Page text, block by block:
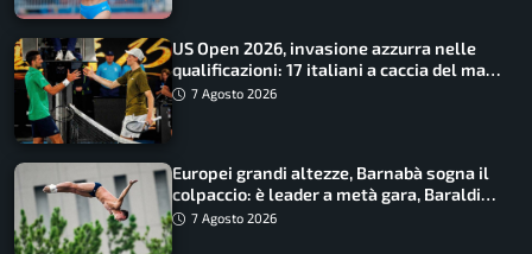
US Open 2026, invasione azzurra nelle
qualificazioni: 17 italiani a caccia del main
draw7 Agosto 2026
Europei grandi altezze, Barnabà sogna il
colpaccio: è leader a metà gara, Baraldi
ancora in corsa
7 Agosto 2026